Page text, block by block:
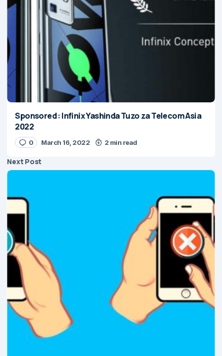
Sponsored : Infinix Yashinda Tuzo za Telecom Asia
2022
0 March 16, 2022 2 min read
Next Post